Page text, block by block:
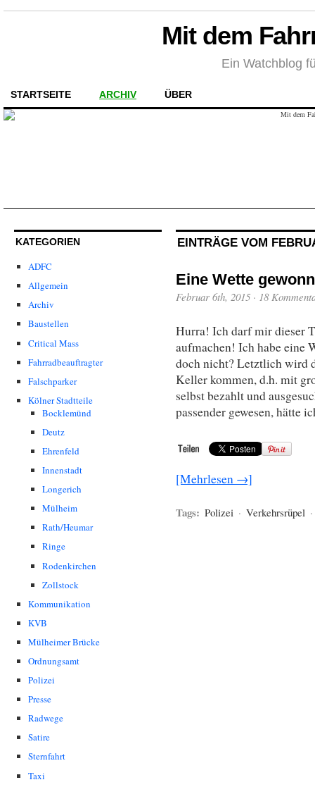
Mit dem
Ein Watchblog
STARTSEITE ARCHIV ÜBER
KATEGORIEN
ADFC
Allgemein
Archiv
Baustellen
Critical Mass
Fahrradbeauftragter
Falschparker
Kölner Stadtteile
Bocklemünd
Deutz
Ehrenfeld
Innenstadt
Longerich
Mülheim
Rath/Heumar
Ringe
Rodenkirchen
Zollstock
Kommunikation
KVB
Mülheimer Brücke
Ordnungsamt
Polizei
Presse
Radwege
Satire
Sternfahrt
Taxi
EINTRÄGE VOM
Eine Wette
Februar 6th, 2015 · 18
Hurra! Ich darf mir dieser
aufmachen! Ich habe eine
doch nicht? Letztlich wird
Keller kommen, d.h. mit
selbst bezahlt und
passender gewesen, hätte
[Mehrlesen →]
Tags: Polizei · Verkehrsrüpel ·